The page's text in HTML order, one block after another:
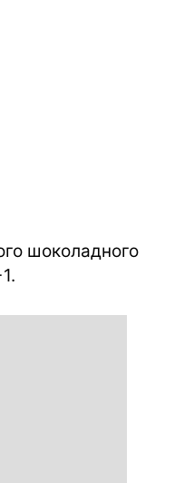
шоколадного